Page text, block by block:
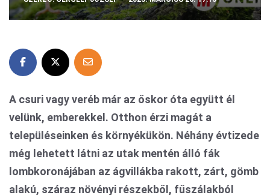
A csuri vagy veréb már az őskor óta együtt él
velünk, emberekkel. Otthon érzi magát a
településeinken és környékükön. Néhány évtizede
még lehetett látni az utak mentén álló fák
lombkoronájában az ágvillákba rakott, zárt, gömb
alakú, száraz növényi részekből, fűszálakból